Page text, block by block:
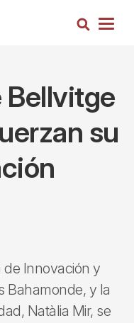
Busca
Bellvitge
su
de Innovación y
Bahamonde, y la
Natàlia Mir, se